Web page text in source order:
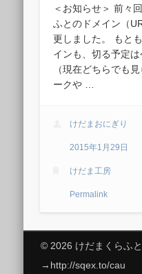
＜お知らせ＞ 前々
ふとのドメイン（
更しました。 もと
インも、切る予定
（現在どちらでも
ークや …
けだまおにぎり
2015年1月29日
けだま工房
Permalink
© 2026 けだまくらふ
→http://sqex.to/cau